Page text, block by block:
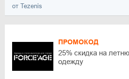
от Tezenis
ПРОМОКОД
25% скидка на
одежду